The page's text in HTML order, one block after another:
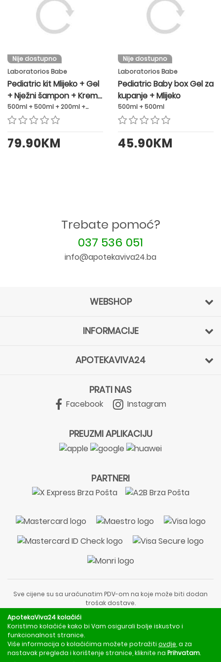
Nije dostupno
Laboratorios Babe
Pediatric kit Mlijeko + Gel
+ Nježni šampon + Krema
protiv pelenskog osipa
500ml + 500ml + 200ml +
100ml
79.90KM
Nije dostupno
Laboratorios Babe
Pediatric Baby box Gel za
kupanje + Mlijeko
500ml + 500ml
45.90KM
Trebate pomoć?
037 536 051
info@apotekaviva24.ba
WEBSHOP
INFORMACIJE
APOTEKAVIVA24
PRATI NAS
Facebook Instagram
PREUZMI APLIKACIJU
PARTNERI
Sve cijene su sa uračunatim PDV-om na koje može biti dodan
trošak dostave.
liječnički pregled ili savjet farmaceuta.
Za obavijesti o mjerama opreza, rizicima i nuspojavama
obratite se svom liječniku ili farmaceutu.
Copyright © 2020 - 2026 | ApotekaViva24 | Sva prava zadržava
ApotekaViva24 kolačići
Koristimo kolačiće kako bi Vam osigurali bolje iskustvo i
funkcionalnost stranice.
Više informacija o kolačićima možete potražiti ovdje , a za
nastavak pregleda i korištenje stranice, kliknite na Prihvatam.